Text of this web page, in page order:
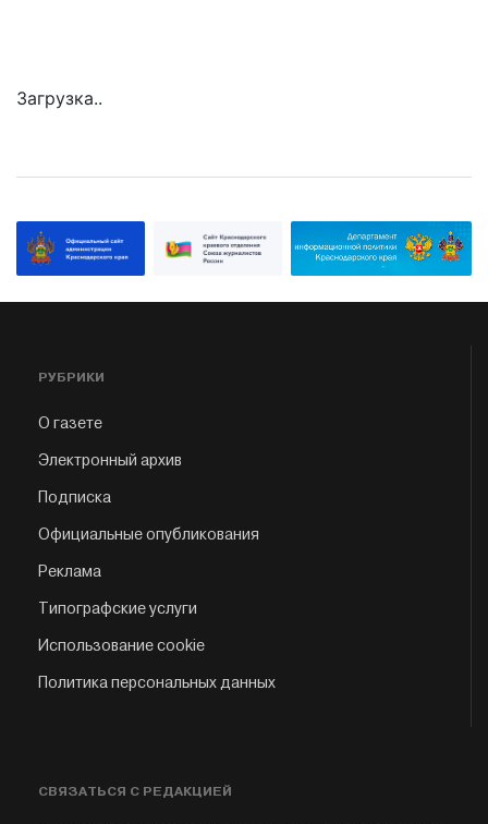
Загрузка..
РУБРИКИ
О газете
Электронный архив
Подписка
Официальные опубликования
Реклама
Типографские услуги
Использование cookie
Политика персональных данных
СВЯЗАТЬСЯ С РЕДАКЦИЕЙ